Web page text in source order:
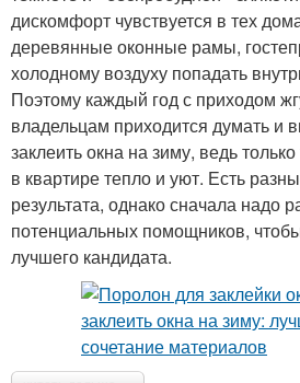
дискомфорт чувствуется в тех
деревянные оконные рамы,
холодному воздуху попадать
Поэтому каждый год с приходом
владельцам приходится думать и
заклеить окна на зиму, ведь
в квартире тепло и уют. Есть
результата, однако сначала надо
потенциальных помощников,
лучшего кандидата.